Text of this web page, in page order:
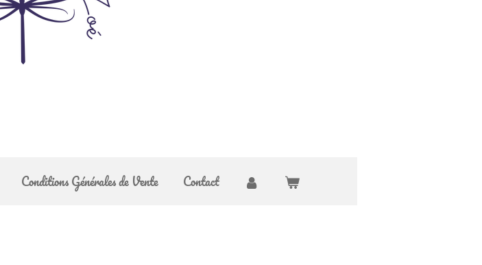
Conditions Générales de Vente Contact